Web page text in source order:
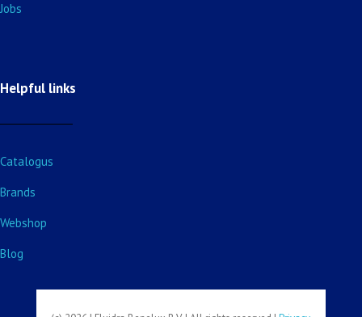
Jobs
Helpful links
Catalogus
Brands
Webshop
Blog